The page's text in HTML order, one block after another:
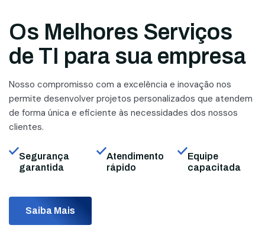
Os Melhores Serviços
de TI para sua empresa
Nosso compromisso com a excelência e inovação nos
permite desenvolver projetos personalizados que atendem
de forma única e eficiente às necessidades dos nossos
clientes.
Segurança
garantida
Atendimento
rápido
Equipe
capacitada
Saiba Mais